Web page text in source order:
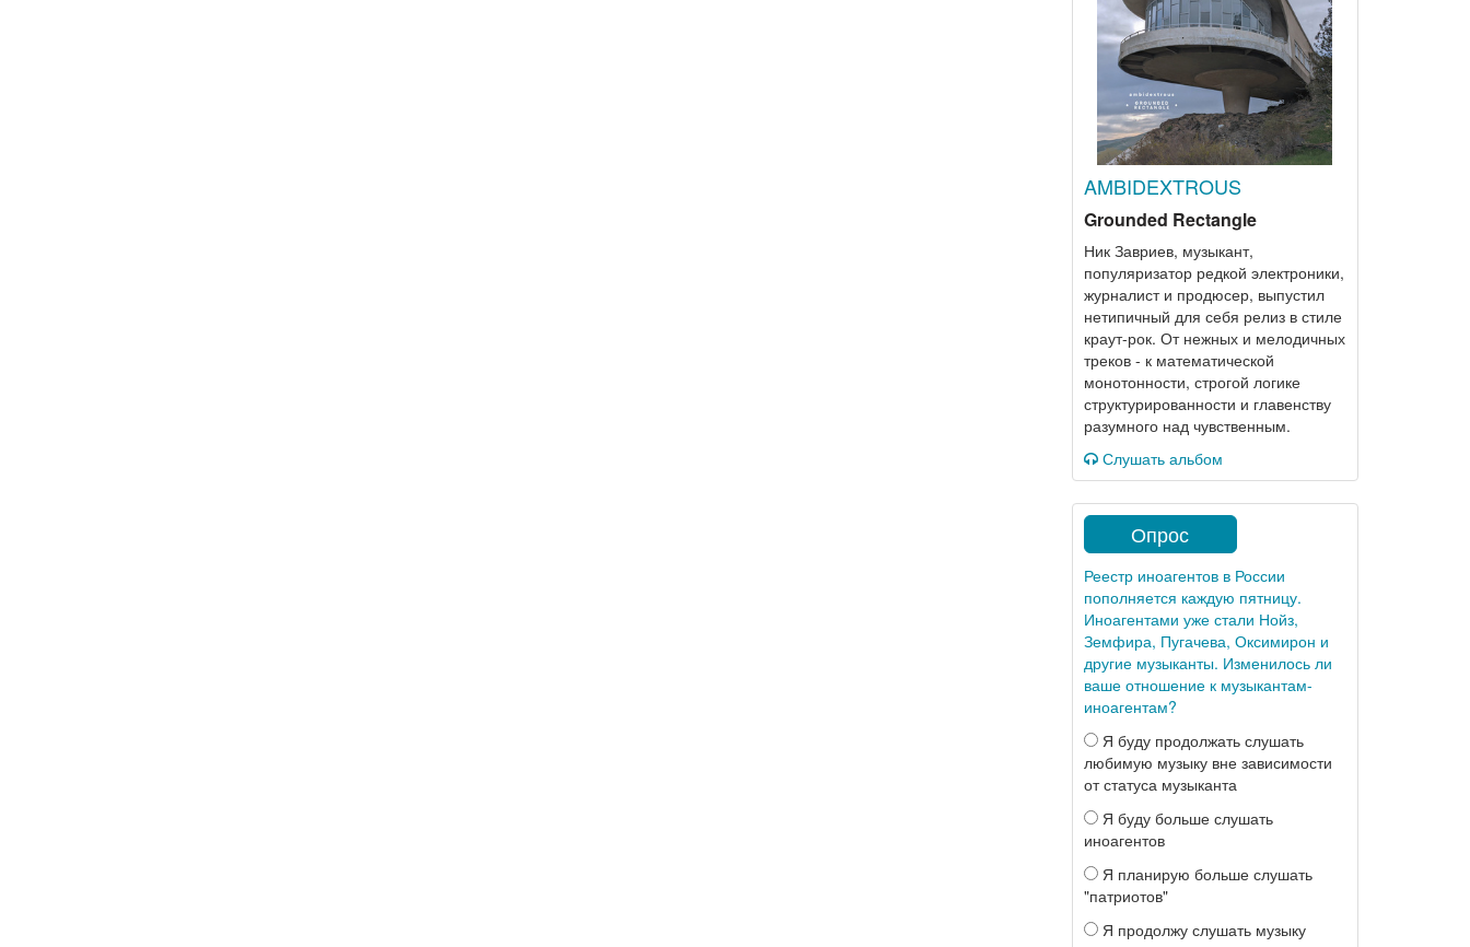
AMBIDEXTROUS
Grounded Rectangle
Ник Завриев, музыкант,
популяризатор редкой электроники,
журналист и продюсер, выпустил
нетипичный для себя релиз в стиле
краут-рок. От нежных и мелодичных
треков - к математической
монотонности, строгой логике
структурированности и главенству
разумного над чувственным.
Слушать альбом
Опрос
Реестр иноагентов в России
пополняется каждую пятницу.
Иноагентами уже стали Нойз,
Земфира, Пугачева, Оксимирон и
другие музыканты. Изменилось ли
ваше отношение к музыкантам-
иноагентам?
Я буду продолжать слушать
любимую музыку вне зависимости
от статуса музыканта
Я буду больше слушать
иноагентов
Я планирую больше слушать
"патриотов"
Я продолжу слушать музыку